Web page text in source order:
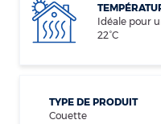
Idéale pour
22°C
TYPE DE PRODUIT
Couette